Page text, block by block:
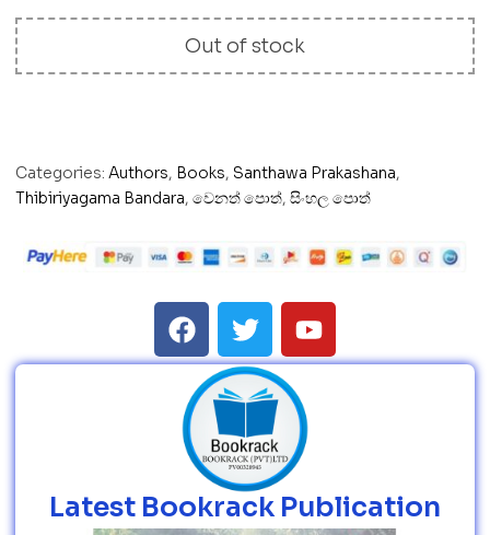
Out of stock
Categories: Authors, Books, Santhawa Prakashana,
Thibiriyagama Bandara, වෙනත් පොත්, සිංහල පොත්
Latest Bookrack Publication